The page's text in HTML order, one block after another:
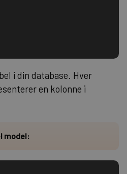
i din database. Hver
en kolonne i
model: